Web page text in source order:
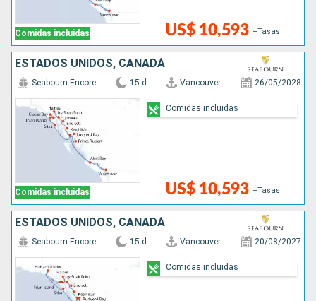
Comidas incluidas US$ 10,593 +Tasas
ESTADOS UNIDOS, CANADÁ
Comidas incluidas
Seabourn Encore 15 d Vancouver 26/05/2028
US$ 10,593 +Tasas
Comidas incluidas
ESTADOS UNIDOS, CANADÁ
Seabourn Encore 15 d Vancouver 20/08/2027
Comidas incluidas